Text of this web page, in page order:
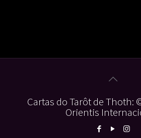
Cartas do Tarôt de Thoth:
Orientis